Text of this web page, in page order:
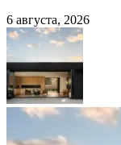
6 августа, 2026